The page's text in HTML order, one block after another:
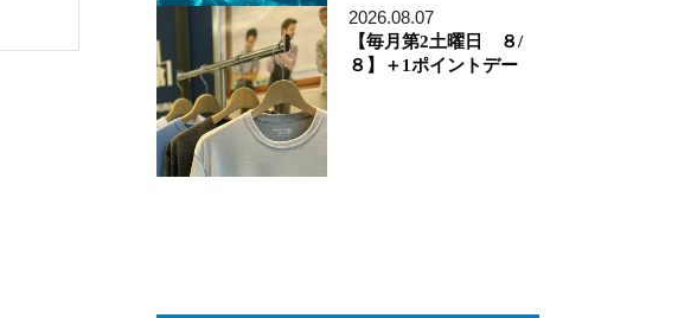
貞末タミ子
鎌倉事業構想室
デザイン開発本部
くろすとしゆき
2026.08.07
【毎月第2土曜日 ８/
８】＋1ポイントデー